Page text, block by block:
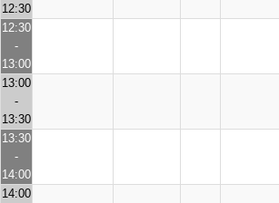
12:30
12:30
-
13:00
13:00
-
13:30
13:30
-
14:00
14:00